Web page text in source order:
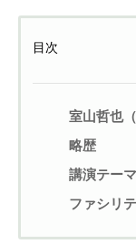
目次
室山哲也
略歴
講演テーマ
ファシリ